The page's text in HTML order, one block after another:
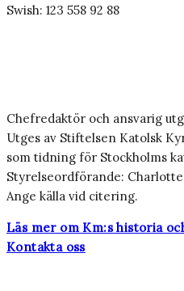
Swish: 123 558 92 88
Chefredaktör och ansvarig
Utges av Stiftelsen Katolsk
som tidning för Stockholms
Styrelseordförande:
Ange källa vid citering.
Läs mer om Km:s historia
Kontakta oss